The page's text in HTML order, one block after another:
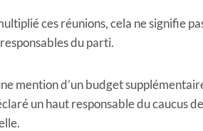
ces réunions, cela ne signifie
du parti.
mention d’un budget
un haut responsable du caucus